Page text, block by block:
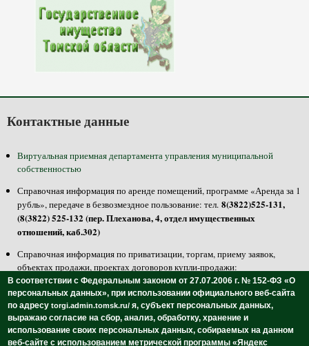
Контактные данные
Виртуальная приемная департамента управления муниципальной
собственностью
Справочная информация по аренде помещений, программе «Аренда за 1
рубль», передаче в безвозмездное пользование: тел. 8(3822)525-131,
(8(3822) 525-132 (пер. Плеханова, 4, отдел имущественных
отношений, каб.302)
Справочная информация по приватизации, торгам, приему заявок,
объектах продажи, проектах договоров купли-продажи:
тел.8(3822)525-100, 525-125 (пер. Плеханова, 4, отдел приватизации,
каб.301, 304)
Осмотреть и ознакомиться с объектами продажи: тел.8(3822)511-358
-недвижимость, 8(3822)511-297 - транспорт (пр. Ленина, 108, МБУ
«Томский городской центр инвентаризации и учета»)
В соответствии с Федеральным законом от 27.07.2006 г. № 152-ФЗ «О
персональных данных», при использовании официального веб-сайта
по адресуtorgi.admin.tomsk.ru/ я, субъект персональных данных,
выражаю согласие на сбор, анализ, обработку, хранение и
использование своих персональных данных, собираемых на данном
веб-сайте с использованием метрической программы «Яндекс